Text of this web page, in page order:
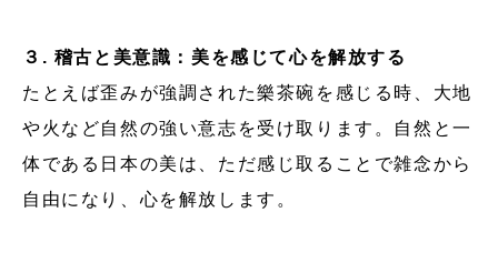
３. 稽古と美意識：美を感じて心を解放する
たとえば歪みが強調された樂茶碗を感じる時、大地
や火など自然の強い意志を受け取ります。自然と一
体である日本の美は、ただ感じ取ることで雑念から
自由になり、心を解放します。